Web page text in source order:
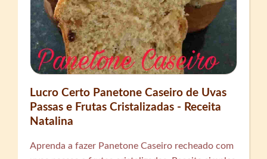
Lucro Certo Panetone Caseiro de Uvas
Passas e Frutas Cristalizadas - Receita
Natalina
Aprenda a fazer Panetone Caseiro recheado com